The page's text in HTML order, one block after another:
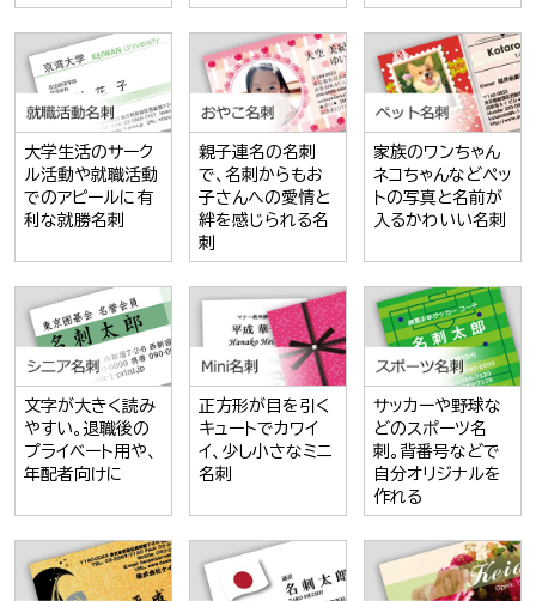
大学生活のサーク
ル活動や就職活動
でのアピールに有
利な就勝名刺
親子連名の名刺
で、名刺からもお
子さんへの愛情と
絆を感じられる名
刺
家族のワンちゃん
ネコちゃんなどペッ
トの写真と名前が
入るかわいい名刺
文字が大きく読み
やすい。退職後の
プライベート用や、
年配者向けに
正方形が目を引く
キュートでカワイ
イ、少し小さなミニ
名刺
サッカーや野球な
どのスポーツ名
刺。背番号などで
自分オリジナルを
作れる